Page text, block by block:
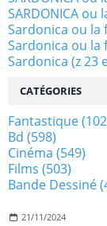
21/11/2024
SARDONICA
Sardonica ou la
Sardonica ou la
Sardonica (z 23
CATÉGORIES
Fantastique
Bd (598)
Cinéma (549)
Films (503)
Bande Dessiné